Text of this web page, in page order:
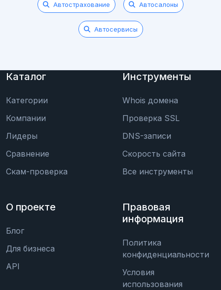
Автострахование Автосалоны
Автосервисы
Каталог
Категории
Компании
Лидеры
Сравнение
Скам-проверка
Инструменты
Whois домена
Проверка SSL
DNS-записи
Скорость сайта
Все инструменты
О проекте
Блог
Для бизнеса
API
Правовая
информация
Политика
конфиденциальности
Условия
использования